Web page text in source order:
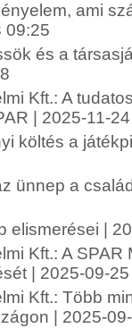
ami
09:25
és a
Kft.: A
| 2025-11-
költés a
ünnep a
elismerései |
Kft.: A SPAR
| 2025-09-
Kft.: Több
| 2025-